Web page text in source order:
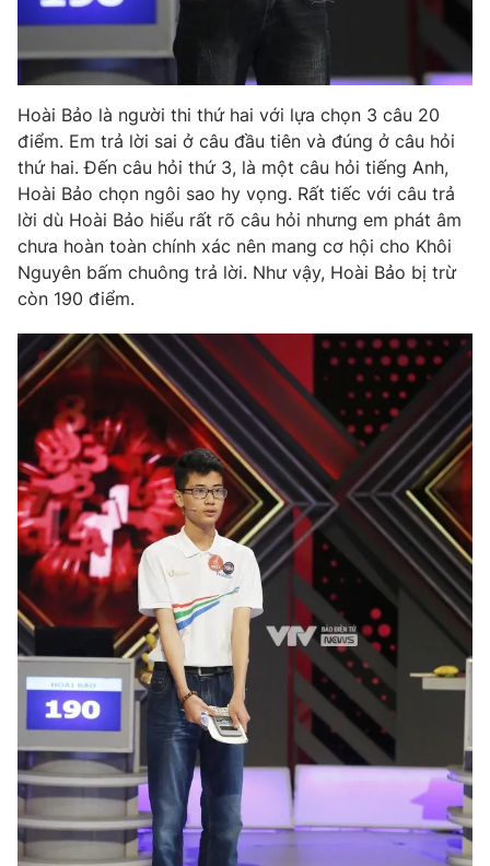
Hoài Bảo là người thi thứ hai với lựa chọn 3 câu 20
điểm. Em trả lời sai ở câu đầu tiên và đúng ở câu hỏi
thứ hai. Đến câu hỏi thứ 3, là một câu hỏi tiếng Anh,
Hoài Bảo chọn ngôi sao hy vọng. Rất tiếc với câu trả
lời dù Hoài Bảo hiểu rất rõ câu hỏi nhưng em phát âm
chưa hoàn toàn chính xác nên mang cơ hội cho Khôi
Nguyên bấm chuông trả lời. Như vậy, Hoài Bảo bị trừ
còn 190 điểm.